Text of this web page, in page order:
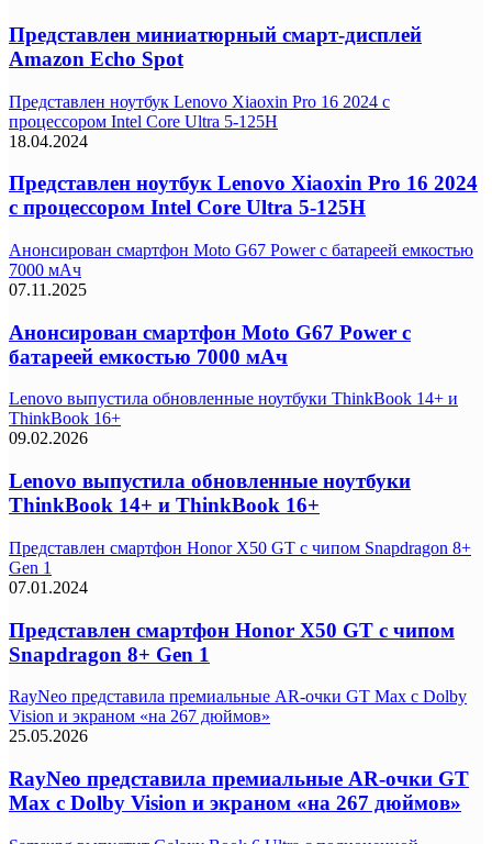
Представлен миниатюрный смарт-дисплей
Amazon Echo Spot
Представлен ноутбук Lenovo Xiaoxin Pro 16 2024 с
процессором Intel Core Ultra 5-125H
18.04.2024
Представлен ноутбук Lenovo Xiaoxin Pro 16 2024
с процессором Intel Core Ultra 5-125H
Анонсирован смартфон Moto G67 Power с батареей емкостью
7000 мАч
07.11.2025
Анонсирован смартфон Moto G67 Power с
батареей емкостью 7000 мАч
Lenovo выпустила обновленные ноутбуки ThinkBook 14+ и
ThinkBook 16+
09.02.2026
Lenovo выпустила обновленные ноутбуки
ThinkBook 14+ и ThinkBook 16+
Представлен смартфон Honor X50 GT с чипом Snapdragon 8+
Gen 1
07.01.2024
Представлен смартфон Honor X50 GT с чипом
Snapdragon 8+ Gen 1
RayNeo представила премиальные AR-очки GT Max с Dolby
Vision и экраном «на 267 дюймов»
25.05.2026
RayNeo представила премиальные AR-очки GT
Max с Dolby Vision и экраном «на 267 дюймов»